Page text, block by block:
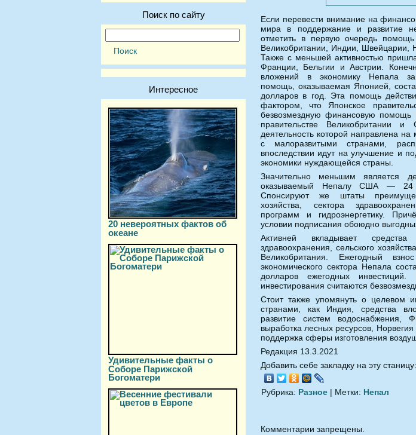
Поиск по сайту
Интересное
20 невероятных фактов об
океане
Удивительные факты о
Соборе Парижской
Богоматери
Если перевести внимание на
мира в поддержание и развитие
отметить в первую очередь
Великобритании, Индии, Швейцарии,
Также с меньшей активностью
Франции, Бельгии и Австрии.
вложений в экономику Непала
помощь, оказываемая Японией,
долларов в год. Эта помощь
фактором, что Японское
безвозмездную финансовую помощь
правительстве Великобритании
деятельность которой направлена
с малоразвитыми странами,
впоследствии идут на улучшение и
экономики нуждающейся страны.
Значительно меньшим является
оказываемый Непалу США — 24
Спонсируют же штаты
хозяйства, сектора
программ и гидроэнергетику.
условии подписания обоюдно
Активней вкладывает
здравоохранения, сельского
Великобритания. Ежегодный
экономического сектора Непала
долларов ежегодных
инвестирования считаются
Стоит также упомянуть о целевом
странами, как Индия, средства
развитие систем водоснабжения,
выработка лесных ресурсов,
поддержка сферы изготовления
Редакция 13.3.2021
Добавить себе закладку на эту станицу:
Рубрика: Разное | Метки: Непал
Комментарии запрещены.